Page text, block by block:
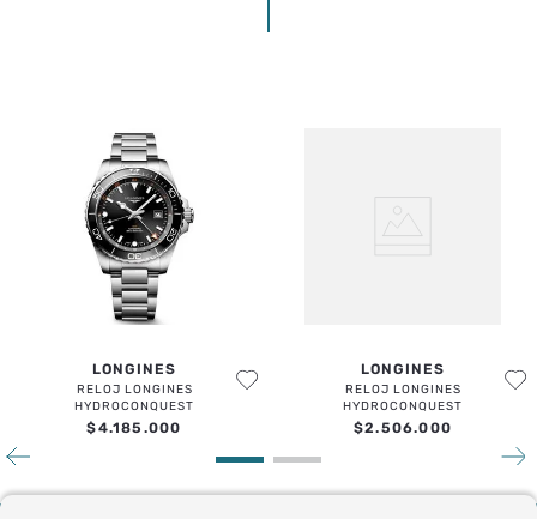
ESCRIBE UN COMENTARIO
LONGINES
RELOJ LONGINES
HYDROCONQUEST
$4.185 .000
LONGINES
RELOJ LONGINES
HYDROCONQUEST
$2.506.000